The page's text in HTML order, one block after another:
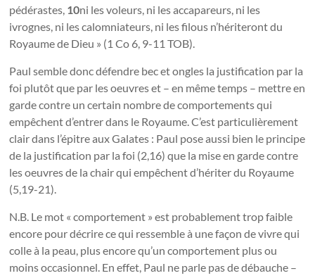
pédérastes, 10ni les voleurs, ni les accapareurs, ni les
ivrognes, ni les calomniateurs, ni les filous n’hériteront du
Royaume de Dieu » (1 Co 6, 9-11 TOB).
Paul semble donc défendre bec et ongles la justification par la
foi plutôt que par les oeuvres et – en même temps – mettre en
garde contre un certain nombre de comportements qui
empêchent d’entrer dans le Royaume. C’est particulièrement
clair dans l’épitre aux Galates : Paul pose aussi bien le principe
de la justification par la foi (2,16) que la mise en garde contre
les oeuvres de la chair qui empêchent d’hériter du Royaume
(5,19-21).
N.B. Le mot « comportement » est probablement trop faible
encore pour décrire ce qui ressemble à une façon de vivre qui
colle à la peau, plus encore qu’un comportement plus ou
moins occasionnel. En effet, Paul ne parle pas de débauche –